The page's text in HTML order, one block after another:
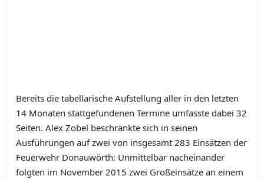
Bereits die tabellarische Aufstellung aller in den letzten
14 Monaten stattgefundenen Termine umfasste dabei 32
Seiten. Alex Zobel beschränkte sich in seinen
Ausführungen auf zwei von insgesamt 283 Einsätzen der
Feuerwehr Donauwörth: Unmittelbar nacheinander
folgten im November 2015 zwei Großeinsätze an einem